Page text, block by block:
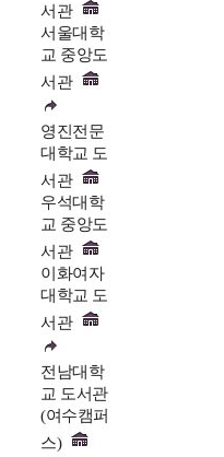
서관
서울대학
교 중앙도
서관
영진전문
대학교 도
서관
우석대학
교 중앙도
서관
이화여자
대학교 도
서관
전남대학
교 도서관
(여수캠퍼
스)